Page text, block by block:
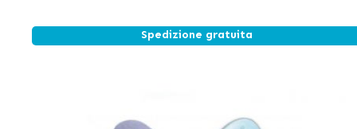
Spedizione gratuita